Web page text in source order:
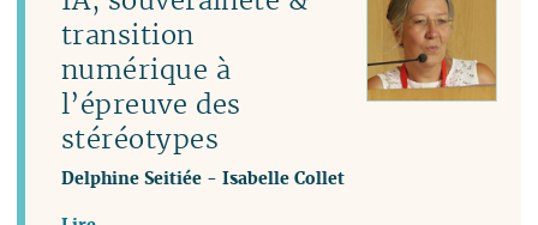
transition
numérique à
l’épreuve des
stéréotypes
Delphine Seitiée -Isabelle Collet